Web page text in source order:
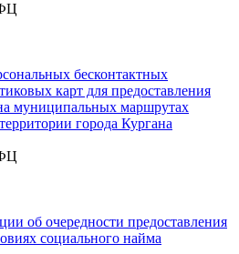
бесконтактных
карт для предоставления
муниципальных маршрутах
города Кургана
об очередности предоставления
социального найма